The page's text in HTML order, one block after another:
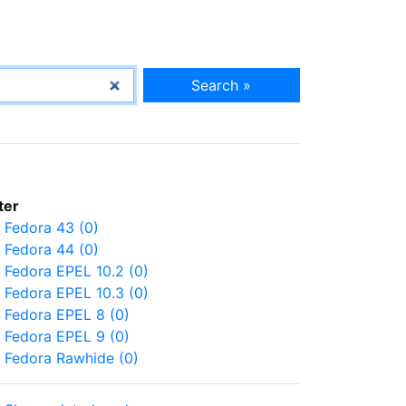
Search »
Fedora 43 (0)
Fedora 44 (0)
Fedora EPEL 10.2 (0)
Fedora EPEL 10.3 (0)
Fedora EPEL 8 (0)
Fedora EPEL 9 (0)
Fedora Rawhide (0)